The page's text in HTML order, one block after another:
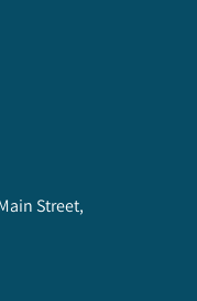
Street,